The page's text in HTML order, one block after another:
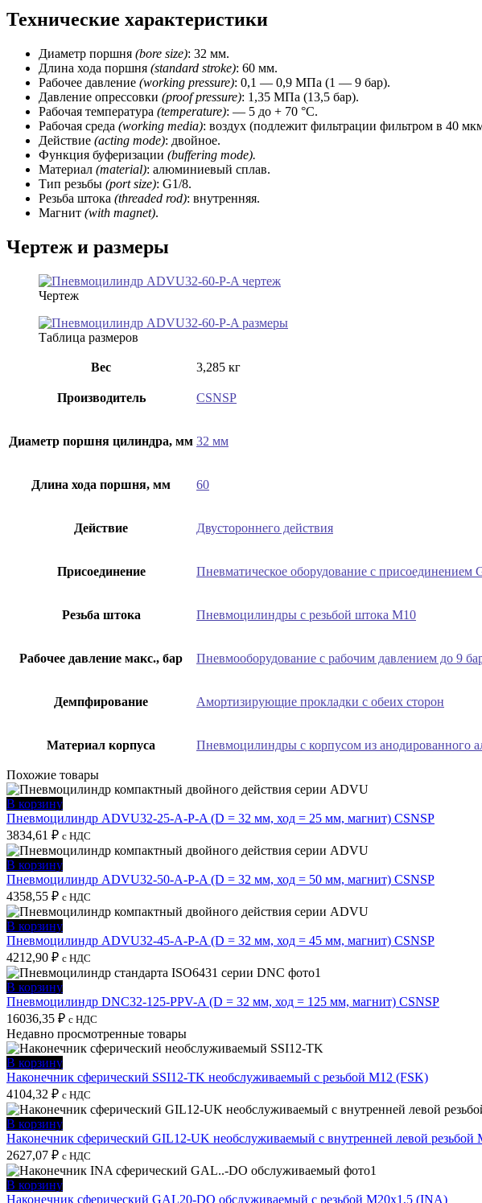
мм,
магнит)
Технические характеристики
Диаметр поршня (bore size): 32 мм.
Длина хода поршня (standard stroke): 60 мм.
Рабочее давление (working pressure): 0,1 — 0,9 МПа (1 — 9 бар).
Давление опрессовки (proof pressure): 1,35 МПа (13,5 бар).
Рабочая температура (temperature): — 5 до + 70 °C.
Рабочая среда (working media): воздух (подлежит фильтрации фильтром в 40
Действие (acting mode): двойное.
Функция буферизации (buffering mode).
Материал (material): алюминиевый сплав.
Тип резьбы (port size): G1/8.
Резьба штока (threaded rod): внутренняя.
Магнит (with magnet).
Чертеж и размеры
Чертеж
Таблица размеров
Вес 3,285 кг
Производитель CSNSP
Диаметр поршня цилиндра, мм 32 мм
Длина хода поршня, мм 60
Действие Двустороннего действия
Присоединение Пневматическое оборудование с присоединением
Резьба штока Пневмоцилиндры с резьбой штока М10
Рабочее давление макс., бар Пневмооборудование с рабочим давлением до 9
Демпфирование Амортизирующие прокладки с обеих сторон
Материал корпуса Пневмоцилиндры с корпусом из анодированного
Похожие товары
В корзину
Пневмоцилиндр ADVU32-25-A-P-A (D = 32 мм, ход = 25 мм, магнит) CSNSP
3834,61 ₽ с НДС
В корзину
Пневмоцилиндр ADVU32-50-A-P-A (D = 32 мм, ход = 50 мм, магнит) CSNSP
4358,55 ₽ с НДС
В корзину
Пневмоцилиндр ADVU32-45-A-P-A (D = 32 мм, ход = 45 мм, магнит) CSNSP
4212,90 ₽ с НДС
В корзину
Пневмоцилиндр DNC32-125-PPV-A (D = 32 мм, ход = 125 мм, магнит) CSNSP
16036,35 ₽ с НДС
Недавно просмотренные товары
В корзину
Наконечник сферический SSI12-TK необслуживаемый с резьбой M12 (FSK)
4104,32 ₽ с НДС
В корзину
Наконечник сферический GIL12-UK необслуживаемый с внутренней левой резьбой
2627,07 ₽ с НДС
В корзину
Наконечник сферический GAL20-DO обслуживаемый с резьбой M20x1,5 (INA)